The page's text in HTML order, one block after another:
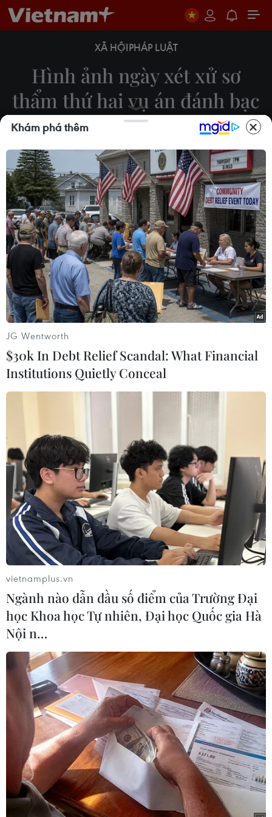
XÃ HỘIPHÁP LUẬT
Hình ảnh ngày xét xử sơ
thẩm thứ hai vụ án đánh bạc
nghìn tỷ
13/11/2018 02:42
Ngày 13/11, ngày thứ hai Tòa án nhân dân tỉnh Phú
Thọ xét xử sơ thẩm vụ án nguyên Tổng Cục trưởng
Tổng cục Cảnh sát Phan Văn Vĩnh cùng các đồng
phạm.
Đại diện Viện kiểm sát nhân dân tỉnh Phú Thọ đọc cáo trạng vụ
án. (Ảnh: Trung Kiên/TTXVN)
Bị cáo Phan Sào Nam (áo trắng) cùng các bị cáo được cơ quan
chức năng dẫn giải ra tòa. (Ảnh: Trung Kiên/TTXVN)
Khám phá thêm
JG Wentworth
$30k In Debt Relief Scandal: What Financial
Institutions Quietly Conceal
vietnamplus.vn
Ngành nào dẫn đầu số điểm của Trường Đại
học Khoa học Tự nhiên, Đại học Quốc gia Hà
Nội n…